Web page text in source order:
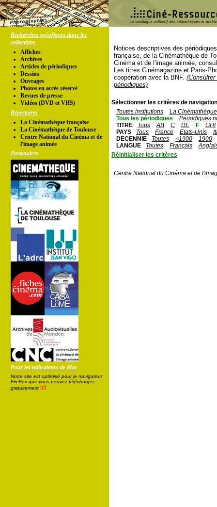
Recherches spécifiques dans les
collections
Affiches
Archives
Articles de périodiques
Dessins
Ouvrages
Photos en accés réservé
Revues de presse
Vidéos (DVD et VHS)
Répertoires
La Cinémathèque française
La Cinémathèque de Toulouse
Centre National du Cinéma et de
l'image animée
Partenaires
Pour les utilisateurs de Mac
Notre site est optimisé pour le navigateur
FireFox que vous pouvez télécharger
gratuitement ici
Notices descriptives des
française, de la Cinémathèque de
Cinéma et de l'image animée,
Les titres Cinémagazine et Paris-
coopération avec la BNF.
périodiques)
Sélectionner les critères de
Toutes institutions
La
Tous les périodiques
Périodiques
TITRE
Tous AB C DE F
GHI
PAYS
Tous France Etats-Unis
DECENNIE
Toutes <1900
1900
LANGUE
Toutes Français
Réinitialiser les critères
Centre National du Cinéma et de